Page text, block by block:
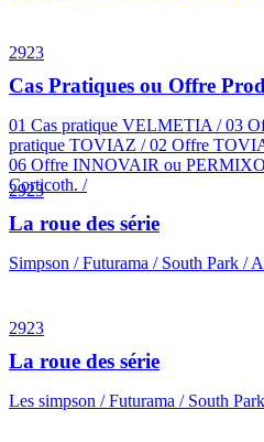
2923
Cas Pratiques ou Offre
01 Cas pratique VELMETIA / 03
pratique TOVIAZ / 02 Offre
06 Offre INNOVAIR ou
Corticoth. /
2923
La roue des série
Simpson / Futurama / South Park /
2923
La roue des série
Les simpson / Futurama / South